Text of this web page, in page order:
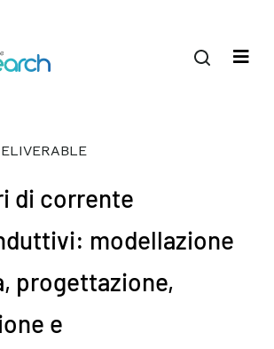
di corrente
modellazione
progettazione,
e